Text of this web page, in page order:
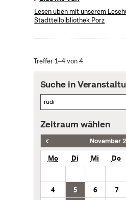
Lesen üben mit unserem
Stadtteilbibliothek Porz
Treffer 1–4 von 4
Suche in
Zeitraum wählen
November
Mo Di Mi Do
4
5 6 7